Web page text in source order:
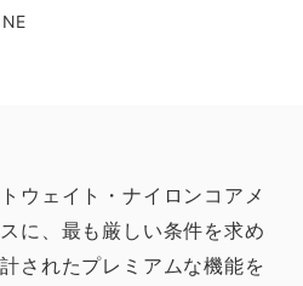
ウェイト・ナイロンコアメ
に、最も厳しい条件を求め
されたプレミアムな機能を